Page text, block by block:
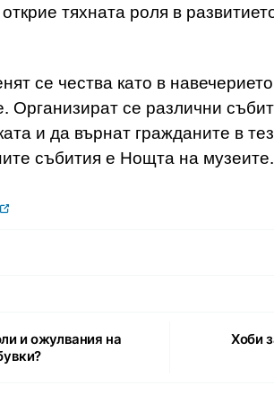
тяхната роля в
се чества като в
Организират се различни
и да върнат гражданите в
събития е Нощта на музеите.
и ожулвания на
Хоби